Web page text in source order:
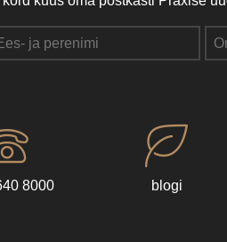
8000 blogi